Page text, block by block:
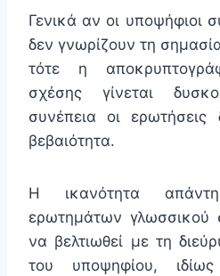
Γενικά αν οι υποψήφιοι
δεν γνωρίζουν τη
τότε η
σχέσης γίνεται
συνέπεια οι
βεβαιότητα.
Η ικανότητα
ερωτημάτων γλωσσικού
να βελτιωθεί με τη
του υποψηφίου,